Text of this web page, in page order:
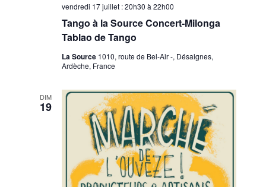
Tango à la Source Concert-Milonga
Tablao de Tango
vendredi 17 juillet : 20h30 à 22h00
La Source 1010, route de Bel-Air -, Désaignes,
Ardèche, France
DIM
19